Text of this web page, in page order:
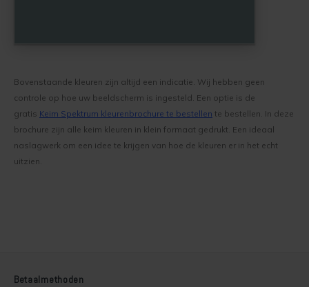
Bovenstaande kleuren zijn altijd een indicatie. Wij hebben geen
controle op hoe uw beeldscherm is ingesteld. Een optie is de
gratis Keim Spektrum kleurenbrochure te bestellen te bestellen. In deze
brochure zijn alle keim kleuren in klein formaat gedrukt. Een ideaal
naslagwerk om een idee te krijgen van hoe de kleuren er in het echt
uitzien.
Betaalmethoden